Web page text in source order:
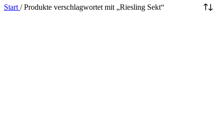
Start / Produkte verschlagwortet mit „Riesling Sekt“